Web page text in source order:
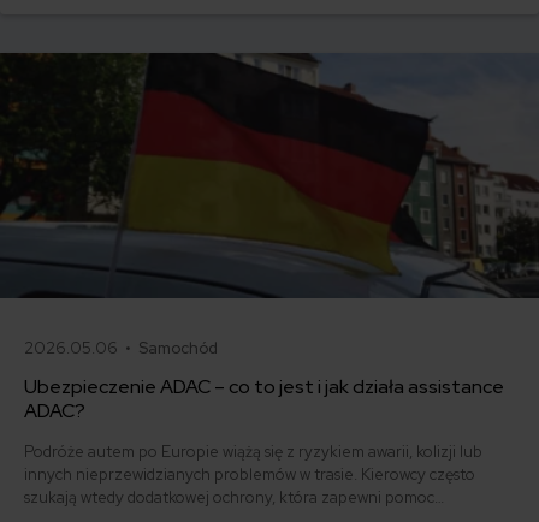
2026.05.06 • Samochód
Ubezpieczenie ADAC – co to jest i jak działa assistance
ADAC?
Podróże autem po Europie wiążą się z ryzykiem awarii, kolizji lub
innych nieprzewidzianych problemów w trasie. Kierowcy często
szukają wtedy dodatkowej ochrony, która zapewni pomoc